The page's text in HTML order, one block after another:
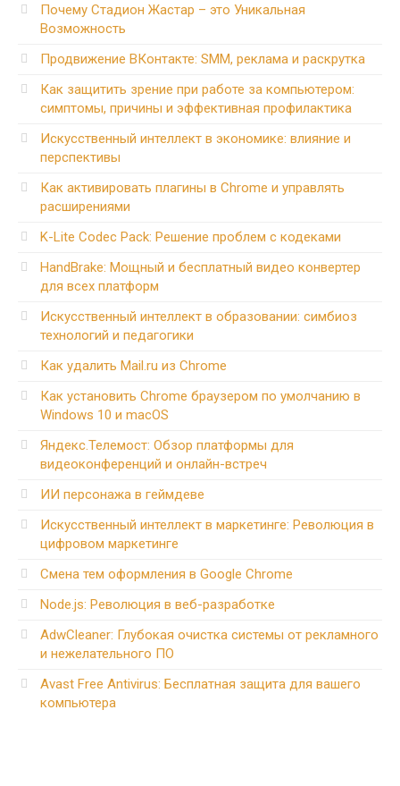
Почему Стадион Жастар – это Уникальная
Возможность
Продвижение ВКонтакте: SMM, реклама и раскрутка
Как защитить зрение при работе за компьютером:
симптомы, причины и эффективная профилактика
Искусственный интеллект в экономике: влияние и
перспективы
Как активировать плагины в Chrome и управлять
расширениями
K-Lite Codec Pack: Решение проблем с кодеками
HandBrake: Мощный и бесплатный видео конвертер
для всех платформ
Искусственный интеллект в образовании: симбиоз
технологий и педагогики
Как удалить Mail.ru из Chrome
Как установить Chrome браузером по умолчанию в
Windows 10 и macOS
Яндекс.Телемост: Обзор платформы для
видеоконференций и онлайн-встреч
ИИ персонажа в геймдеве
Искусственный интеллект в маркетинге: Революция в
цифровом маркетинге
Смена тем оформления в Google Chrome
Node.js: Революция в веб-разработке
AdwCleaner: Глубокая очистка системы от рекламного
и нежелательного ПО
Avast Free Antivirus: Бесплатная защита для вашего
компьютера